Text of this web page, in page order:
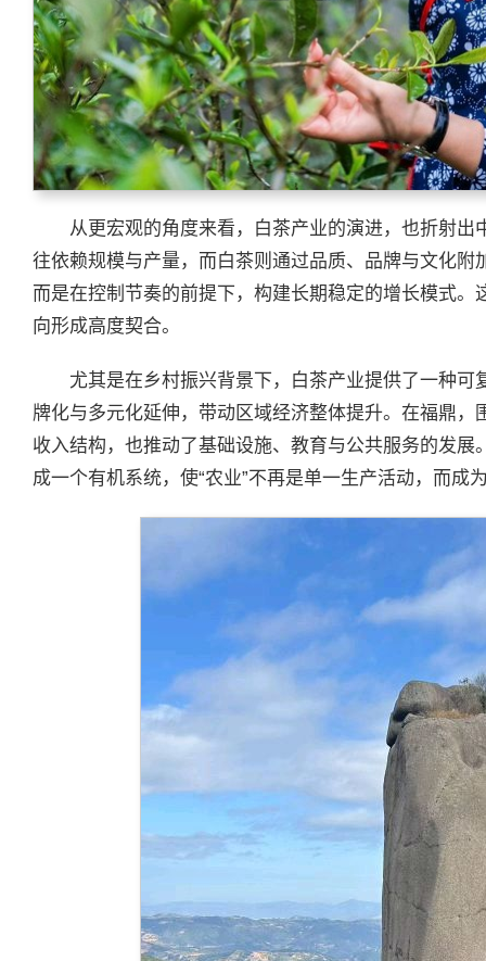
从更宏观的角度来看，白茶产业的演进，也折射
往依赖规模与产量，而白茶则通过品质、品牌与文化
而是在控制节奏的前提下，构建长期稳定的增长模式
向形成高度契合。
尤其是在乡村振兴背景下，白茶产业提供了一种
牌化与多元化延伸，带动区域经济整体提升。在福鼎
收入结构，也推动了基础设施、教育与公共服务的发
成一个有机系统，使“农业”不再是单一生产活动，而成